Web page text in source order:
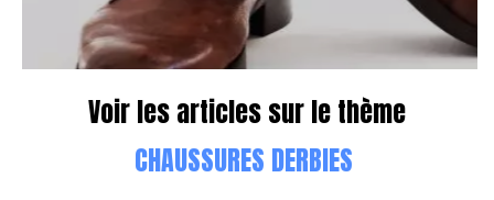
Voir les articles sur le thème
CHAUSSURES DERBIES